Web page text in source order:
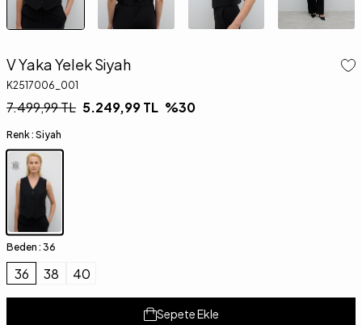
V Yaka Yelek Siyah
K2517006_001
7.499,99TL 5.249,99TL %30
Renk : Siyah
Beden : 36
36 38 40
Sepete Ekle